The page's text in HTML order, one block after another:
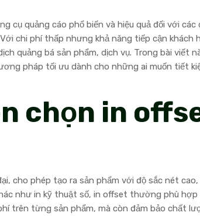
cụ quảng cáo phổ biến và hiệu quả đối với các
chi phí thấp nhưng khả năng tiếp cận khách
quảng bá sản phẩm, dịch vụ. Trong bài viết
pháp tối ưu dành cho những ai muốn tiết
chọn in
cho phép tạo ra sản phẩm với độ sắc nét
như in kỹ thuật số, in offset thường phù
trên từng sản phẩm, mà còn đảm bảo chất